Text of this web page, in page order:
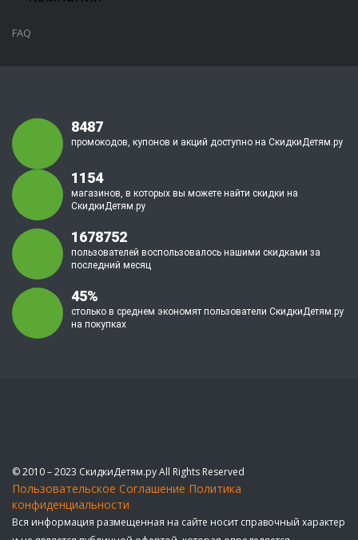
FAQ
8487
промокодов, купонов и акций доступно на СкидкиДетям.ру
1154
магазинов, в которых вы можете найти скидки на
СкидкиДетям.ру
1678752
пользователей воспользовалось нашими скидками за
последний месяц
45%
столько в среднем экономят пользователи СкидкиДетям.ру
на покупках
© 2010 – 2023 СкидкиДетям.ру All Rights Reserved
Пользовательское Соглашение Политика
конфиденциальности
Вся информация размещенная на сайте носит справочный характер